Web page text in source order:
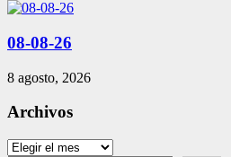
08-08-26
8 agosto, 2026
Archivos
Archivos